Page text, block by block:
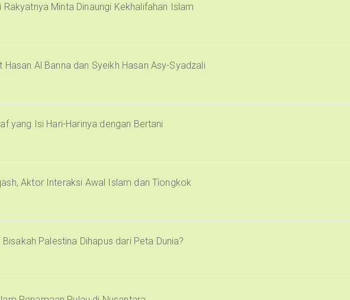
Rakyatnya Minta Dinaungi Kekhalifahan Islam
Hasan Al Banna dan Syeikh Hasan Asy-Syadzali
yang Isi Hari-Harinya dengan Bertani
Aktor Interaksi Awal Islam dan Tiongkok
Palestina Dihapus dari Peta Dunia?